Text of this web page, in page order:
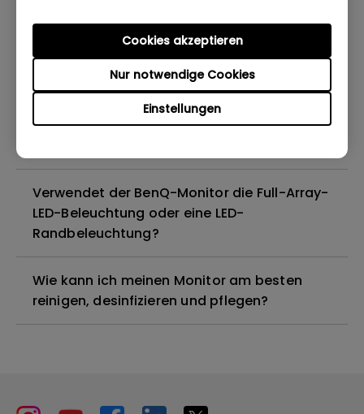
Einstellungen
Nur notwendige Cookies
Cookies akzeptieren
Wieso flackert mein Monitor?
Sind alle BenQ-Monitore oder nur
bestimmte Modelle quecksilberfrei?
Verwendet der BenQ-Monitor die Full-Array-
LED-Beleuchtung oder eine LED-
Randbeleuchtung?
Wie kann ich meinen Monitor am besten
reinigen, desinfizieren und pflegen?